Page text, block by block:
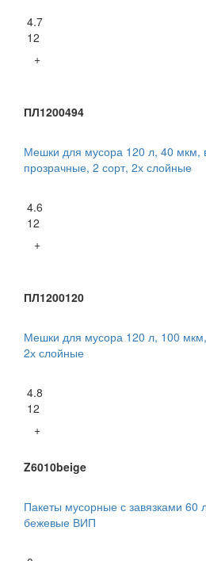
4.7
12
+
ПЛ1200494
Мешки для мусора 120 л, 40 мкм,
прозрачные, 2 сорт, 2х слойные
4.6
12
+
ПЛ1200120
Мешки для мусора 120 л, 100
2х слойные
4.8
12
+
Z6010beige
Пакеты мусорные с завязками
бежевые ВИП